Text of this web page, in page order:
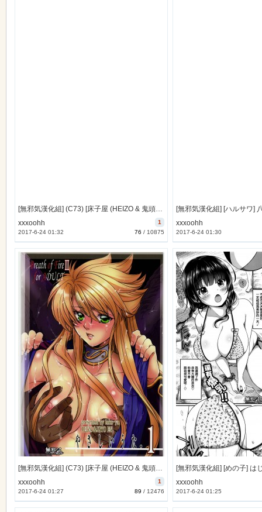
[無邪気漢化組] (C73) [床子屋 (HEIZO & 鬼頭えん)] やさしいうた 2 [MJK-14-T034]
1
xxxoohh
76 / 10875
2017-6-24 01:32
xxxoohh
2017-6-24 01:30
[無邪気漢化組] (C73) [床子屋 (HEIZO & 鬼頭えん)] やさしいうた 1 [MJK-14-T031]
1
xxxoohh
89 / 12476
2017-6-24 01:27
xxxoohh
2017-6-24 01:25